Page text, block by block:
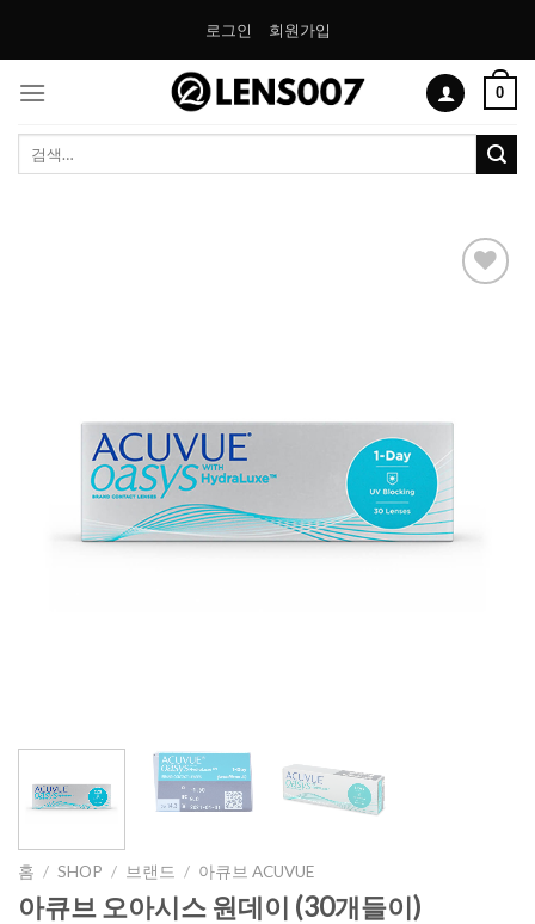
로그인 회원가입
0
색:
홈 / SHOP / 브랜드 / 아큐브 ACUVUE
아큐브 오아시스 원데이 (30개들이)